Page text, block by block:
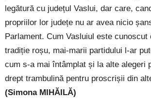
legătură cu județul Vaslui, dar care,
propriilor lor județe nu ar avea nicio
Parlament. Cum Vasluiul este cunoscut
tradiție roșu, mai-marii partidului l-ar
cum s-a mai întâmplat și la alte alegeri
drept trambulină pentru proscrișii din
(Simona MIHĂILĂ)